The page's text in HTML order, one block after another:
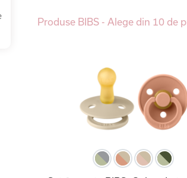
Produse BIBS - Alege din 10 de